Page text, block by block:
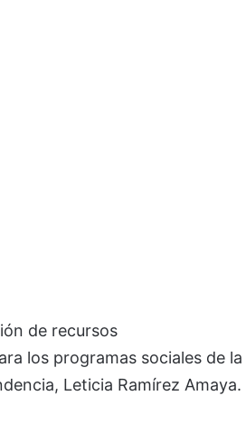
de recursos
los programas sociales de la
Leticia Ramírez Amaya.